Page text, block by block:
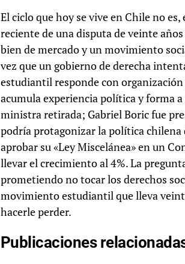
El ciclo que hoy se vive en Chile no
reciente de una disputa de veinte
bien de mercado y un movimiento
vez que un gobierno de derecha
estudiantil responde con organización
acumula experiencia política y forma
ministra retirada; Gabriel Boric fue
podría protagonizar la política chilena
aprobar su «Ley Miscelánea» en un
llevar el crecimiento al 4%. La
prometiendo no tocar los derechos
movimiento estudiantil que lleva
hacerle perder.
Publicaciones